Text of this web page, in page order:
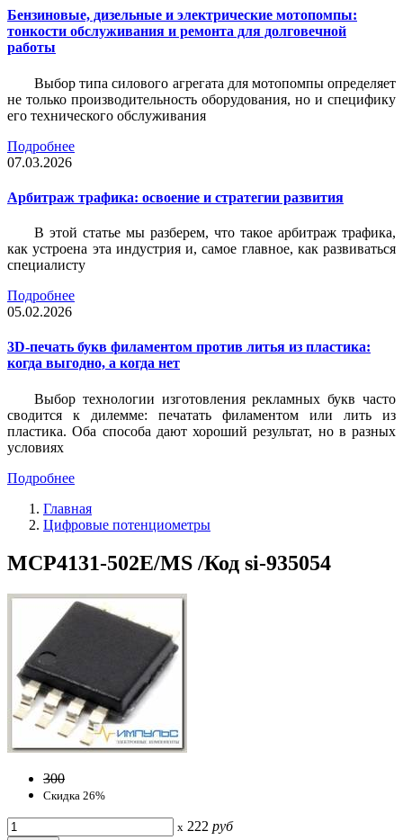
Бензиновые, дизельные и электрические мотопомпы:
тонкости обслуживания и ремонта для долговечной
работы
Выбор типа силового агрегата для мотопомпы определяет
не только производительность оборудования, но и специфику
его технического обслуживания
Подробнее
07.03.2026
Арбитраж трафика: освоение и стратегии развития
В этой статье мы разберем, что такое арбитраж трафика,
как устроена эта индустрия и, самое главное, как развиваться
специалисту
Подробнее
05.02.2026
3D-печать букв филаментом против литья из пластика:
когда выгодно, а когда нет
Выбор технологии изготовления рекламных букв часто
сводится к дилемме: печатать филаментом или лить из
пластика. Оба способа дают хороший результат, но в разных
условиях
Подробнее
Главная
Цифровые потенциометры
MCP4131-502E/MS /Код si-935054
300
Скидка 26%
x 222 руб